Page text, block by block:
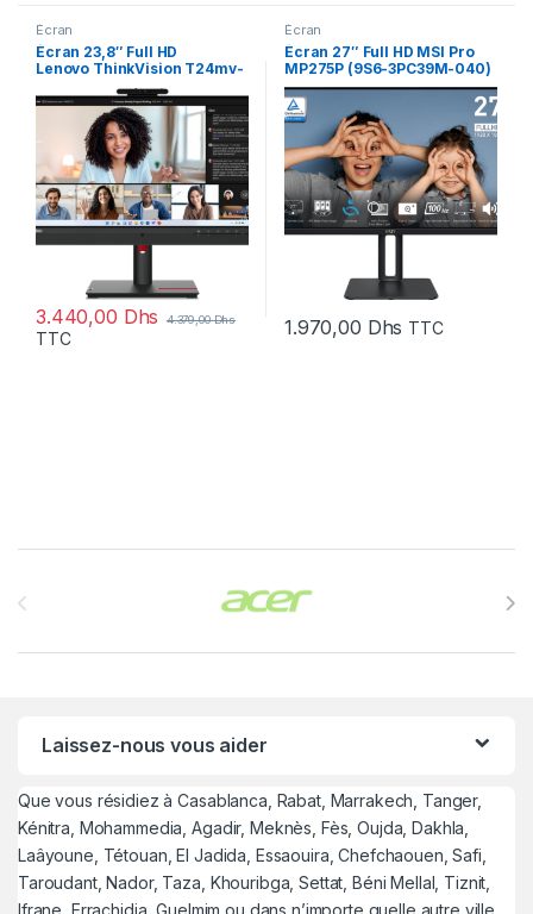
Écran
Écran 23,8″ Full HD
Lenovo ThinkVision T24mv-
30 avec Webcam
(63D7UAT3EU)
3.440,00 Dhs 4.379,00Dhs
TTC
Écran
Écran 27″ Full HD MSI Pro
MP275P (9S6-3PC39M-040)
1.970,00 Dhs TTC
Laissez-nous vous aider
Que vous résidiez à Casablanca, Rabat, Marrakech, Tanger,
Kénitra, Mohammedia, Agadir, Meknès, Fès, Oujda, Dakhla,
Laâyoune, Tétouan, El Jadida, Essaouira, Chefchaouen, Safi,
Taroudant, Nador, Taza, Khouribga, Settat, Béni Mellal, Tiznit,
Ifrane, Errachidia, Guelmim ou dans n’importe quelle autre ville